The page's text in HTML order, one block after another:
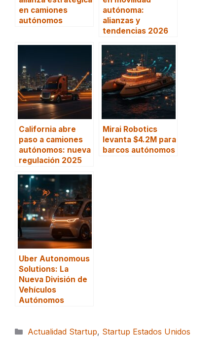
en camiones
autónomos
autónoma:
alianzas y
tendencias 2026
California abre
paso a camiones
autónomos: nueva
regulación 2025
Mirai Robotics
levanta $4.2M para
barcos autónomos
Uber Autonomous
Solutions: La
Nueva División de
Vehículos
Autónomos
Categorías
Actualidad Startup, Startup Estados Unidos